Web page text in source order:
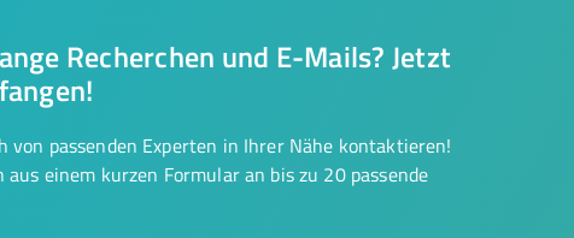
Recherchen und E-Mails? Jetzt
von passenden Experten in Ihrer Nähe kontaktieren!
einem kurzen Formular an bis zu 20 passende